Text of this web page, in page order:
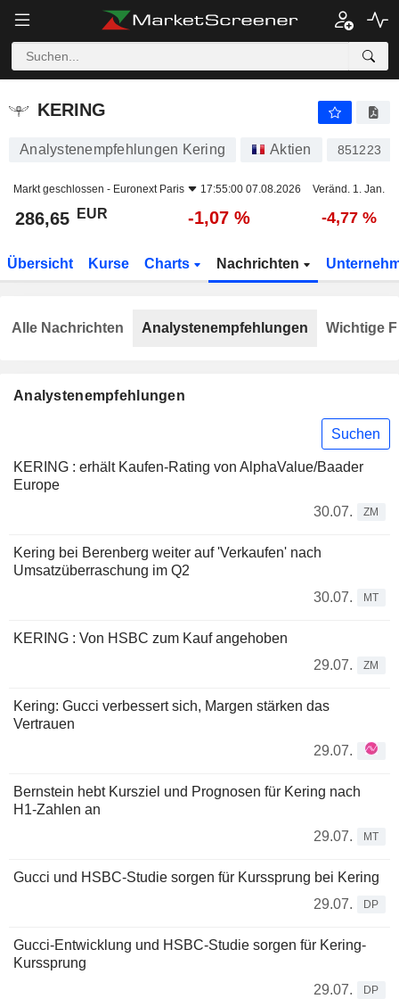
KERING
KERING
Analystenempfehlungen Kering Aktien 851223
Markt geschlossen - Euronext Paris 17:55:00 07.08.2026 Veränd. 1. Jan.
286,65 EUR -1,07 % -4,77 %
Übersicht Kurse Charts Nachrichten
Analystenempfehlungen
Suchen
KERING : erhält Kaufen-Rating von AlphaValue/Baader
Europe
30.07.
ZM
Kering bei Berenberg weiter auf 'Verkaufen' nach
Umsatzüberraschung im Q2
30.07.
MT
KERING : Von HSBC zum Kauf angehoben
29.07.
ZM
Kering: Gucci verbessert sich, Margen stärken das
Vertrauen
29.07.
Bernstein hebt Kursziel und Prognosen für Kering nach
H1-Zahlen an
29.07.
MT
Gucci und HSBC-Studie sorgen für Kurssprung bei Kering
29.07.
DP
Gucci-Entwicklung und HSBC-Studie sorgen für Kering-
Kurssprung
29.07.
DP
Alle Nachrichten Analystenempfehlungen Wichtige